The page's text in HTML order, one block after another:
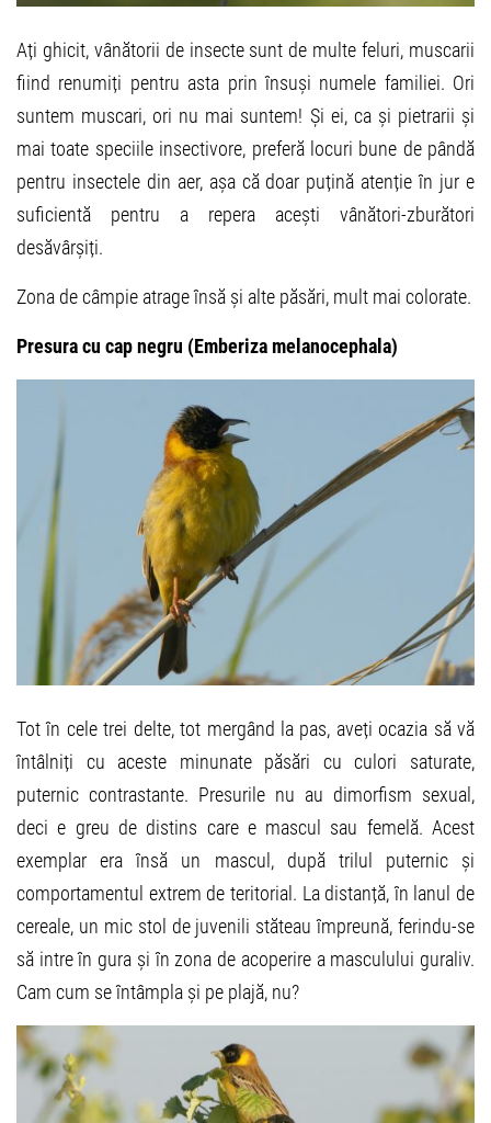
Ați ghicit, vânătorii de insecte sunt de multe feluri, muscarii
fiind renumiți pentru asta prin însuși numele familiei. Ori
suntem muscari, ori nu mai suntem! Și ei, ca și pietrarii și
mai toate speciile insectivore, preferă locuri bune de pândă
pentru insectele din aer, așa că doar puțină atenție în jur e
suficientă pentru a repera acești vânători-zburători
desăvârșiți.
Zona de câmpie atrage însă și alte păsări, mult mai colorate.
Presura cu cap negru (Emberiza melanocephala)
Tot în cele trei delte, tot mergând la pas, aveți ocazia să vă
întâlniți cu aceste minunate păsări cu culori saturate,
puternic contrastante. Presurile nu au dimorfism sexual,
deci e greu de distins care e mascul sau femelă. Acest
exemplar era însă un mascul, după trilul puternic și
comportamentul extrem de teritorial. La distanță, în lanul de
cereale, un mic stol de juvenili stăteau împreună, ferindu-se
să intre în gura și în zona de acoperire a masculului guraliv.
Cam cum se întâmpla și pe plajă, nu?